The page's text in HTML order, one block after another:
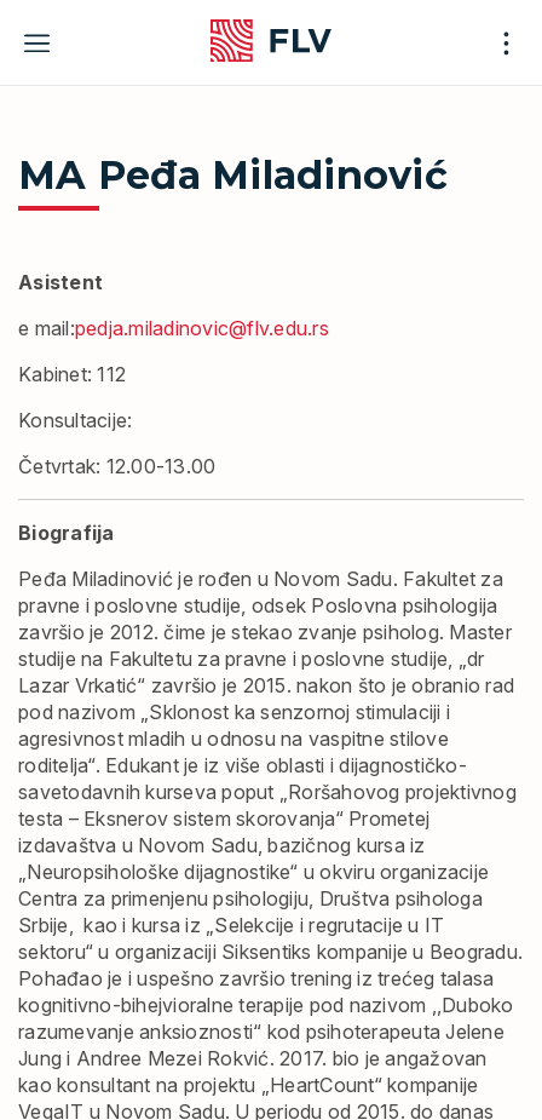
content
MA Peđa Miladinović
Asistent
e mail:pedja.miladinovic@flv.edu.rs
Kabinet: 112
Konsultacije:
Četvrtak: 12.00-13.00
Biografija
Peđa Miladinović je rođen u Novom Sadu. Fakultet za
pravne i poslovne studije, odsek Poslovna psihologija
završio je 2012. čime je stekao zvanje psiholog. Master
studije na Fakultetu za pravne i poslovne studije, „dr
Lazar Vrkatić“ završio je 2015. nakon što je obranio rad
pod nazivom „Sklonost ka senzornoj stimulaciji i
agresivnost mladih u odnosu na vaspitne stilove
roditelja“. Edukant je iz više oblasti i dijagnostičko-
savetodavnih kurseva poput „Roršahovog projektivnog
testa – Eksnerov sistem skorovanja“ Prometej
izdavaštva u Novom Sadu, bazičnog kursa iz
„Neuropsihološke dijagnostike“ u okviru organizacije
Centra za primenjenu psihologiju, Društva psihologa
Srbije, kao i kursa iz „Selekcije i regrutacije u IT
sektoru“ u organizaciji Siksentiks kompanije u Beogradu.
Pohađao je i uspešno završio trening iz trećeg talasa
kognitivno-bihejvioralne terapije pod nazivom ,,Duboko
razumevanje anksioznosti“ kod psihoterapeuta Jelene
Jung i Andree Mezei Rokvić. 2017. bio je angažovan
kao konsultant na projektu „HeartCount“ kompanije
VegaIT u Novom Sadu. U periodu od 2015. do danas